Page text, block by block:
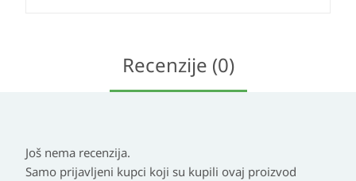
Recenzije (0)
Još nema recenzija.
Samo prijavljeni kupci koji su kupili ovaj proizvod